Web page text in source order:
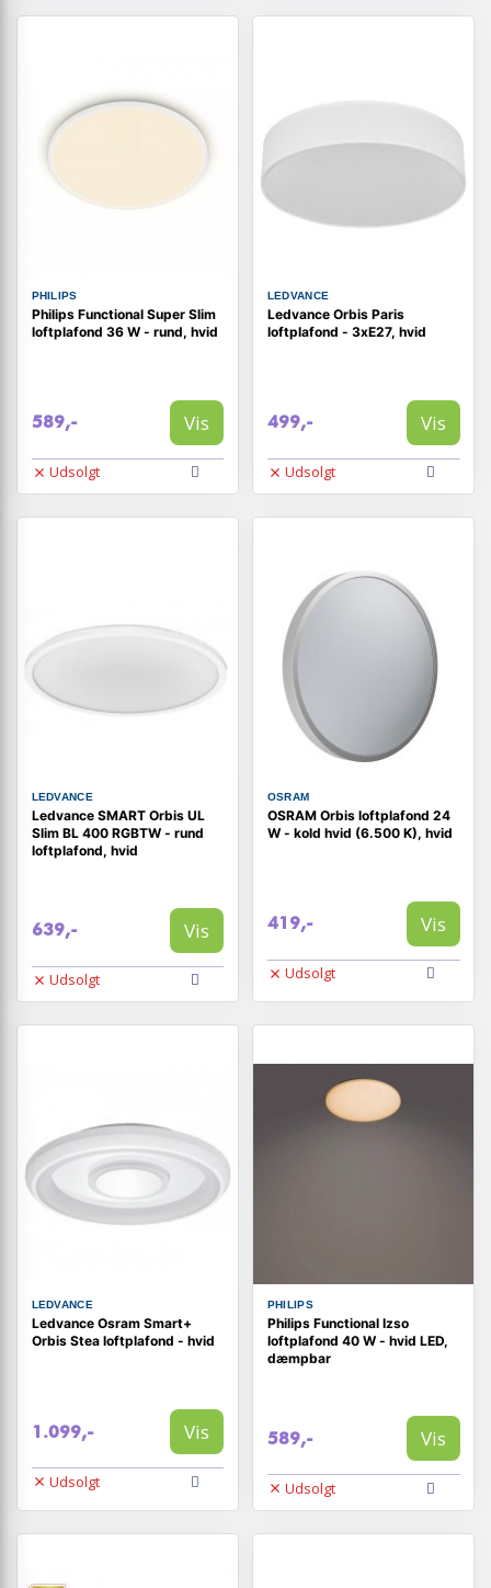
PHILIPS
Philips Functional Super Slim
loftplafond 36 W - rund, hvid
589,- Vis
Udsolgt
LEDVANCE
Ledvance Orbis Paris
loftplafond - 3xE27, hvid
499,- Vis
Udsolgt
LEDVANCE
Ledvance SMART Orbis UL
Slim BL 400 RGBTW - rund
loftplafond, hvid
639,- Vis
Udsolgt
OSRAM
OSRAM Orbis loftplafond 24
W - kold hvid (6.500 K), hvid
419,- Vis
Udsolgt
LEDVANCE
Ledvance Osram Smart+
Orbis Stea loftplafond - hvid
1.099,- Vis
Udsolgt
PHILIPS
Philips Functional Izso
loftplafond 40 W - hvid LED,
dæmpbar
589,- Vis
Udsolgt